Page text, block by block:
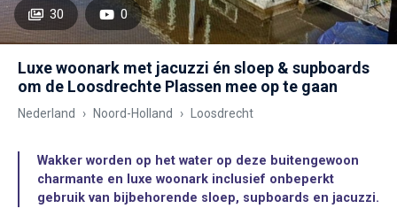
30 0
Luxe woonark met jacuzzi én sloep & supboards
om de Loosdrechte Plassen mee op te gaan
Nederland Noord-Holland Loosdrecht
Wakker worden op het water op deze buitengewoon
charmante en luxe woonark inclusief onbeperkt
gebruik van bijbehorende sloep, supboards en jacuzzi.